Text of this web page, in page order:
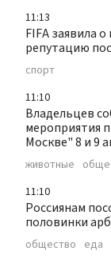
11:13
FIFA заявила
репутацию
спорт
11:10
Владельцев
мероприятия
Москве" 8 и 9
животные
11:10
Россиянам
половинки
общество еда